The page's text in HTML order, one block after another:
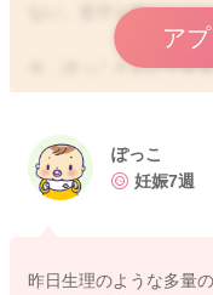
ない、見守り待つこと
今、ぽっこさんにでき
だけ穏やかに過ごすこ
しかしながらできるこ
探しているかも知れま
てほしいです。
ア
ぽっこ
妊娠7週
昨日生理のような多量